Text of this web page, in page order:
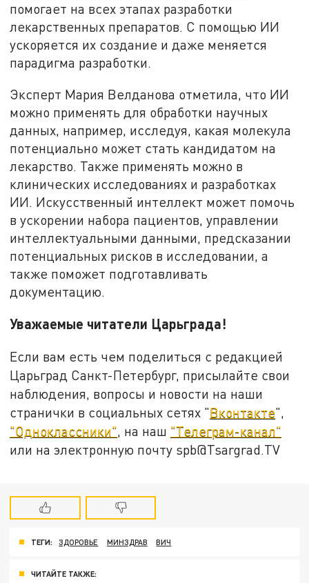
помогает на всех этапах разработки
лекарственных препаратов. С помощью ИИ
ускоряется их создание и даже меняется
парадигма разработки.
Эксперт Мария Велданова отметила, что ИИ
можно применять для обработки научных
данных, например, исследуя, какая молекула
потенциально может стать кандидатом на
лекарство. Также применять можно в
клинических исследованиях и разработках
ИИ. Искусственный интеллект может помочь
в ускорении набора пациентов, управлении
интеллектуальными данными, предсказании
потенциальных рисков в исследовании, а
также поможет подготавливать
документацию.
Уважаемые читатели Царьграда!
Если вам есть чем поделиться с редакцией
Царьград Санкт-Петербург, присылайте свои
наблюдения, вопросы и новости на наши
странички в социальных сетях "Вконтакте",
"Одноклассники" , на наш "Телеграм-канал"
или на электронную почту spb@Tsargrad.TV
ТЕГИ: ЗДОРОВЬЕ МИНЗДРАВ ВИЧ
ЧИТАЙТЕ ТАКЖЕ: